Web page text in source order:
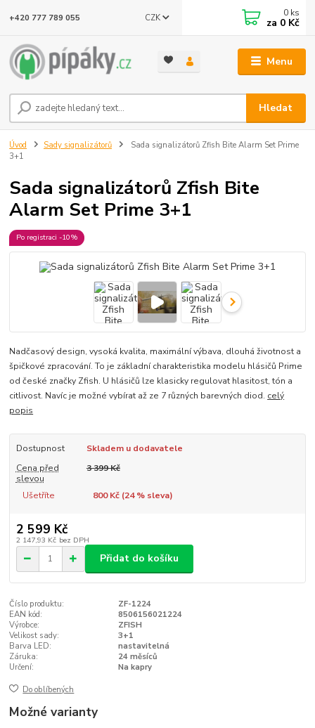
Menu
CZK
Hledat
+420 777 789 055 0 ks
za 0 Kč
Úvod Sady signalizátorů
Sada signalizátorů Zfish Bite Alarm Set Prime
3+1
Sada signalizátorů Zfish Bite
Alarm Set Prime 3+1
Po registraci -10%
Nadčasový design, vysoká kvalita, maximální výbava, dlouhá životnost a
špičkové zpracování. To je základní charakteristika modelu hlásičů Prime
od české značky Zfish. U hlásičů lze klasicky regulovat hlasitost, tón a
citlivost. Navíc je možné vybírat až ze 7 různých barevných diod. celý
popis
Dostupnost
Skladem u dodavatele
Cena před
slevou
3 399 Kč
Ušetříte 800 Kč (24% sleva)
2 599 Kč
2 147,93 Kč bez DPH
Přidat do košíku
Číslo produktu:
ZF-1224
EAN kód:
8506156021224
Výrobce:
ZFISH
Velikost sady:
3+1
Barva LED:
nastavitelná
Záruka:
24 měsíců
Určení:
Na kapry
Do oblíbených
Možné varianty